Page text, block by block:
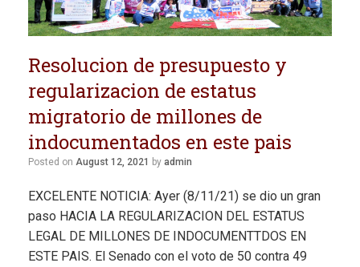
Resolucion de presupuesto y
regularizacion de estatus
migratorio de millones de
indocumentados en este pais
Posted on August 12, 2021 by admin
EXCELENTE NOTICIA: Ayer (8/11/21) se dio un gran
paso HACIA LA REGULARIZACION DEL ESTATUS
LEGAL DE MILLONES DE INDOCUMENTTDOS EN
ESTE PAIS. El Senado con el voto de 50 contra 49